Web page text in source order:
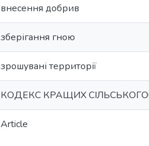
внесення добрив
зберігання гною
зрошувані территорії
КОДЕКС КРАЩИХ
Article